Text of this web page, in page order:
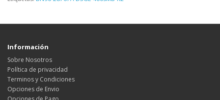
Información
Sobre Nosotros
Política de privacidad
Terminos y Condiciones
Opciones de Envio